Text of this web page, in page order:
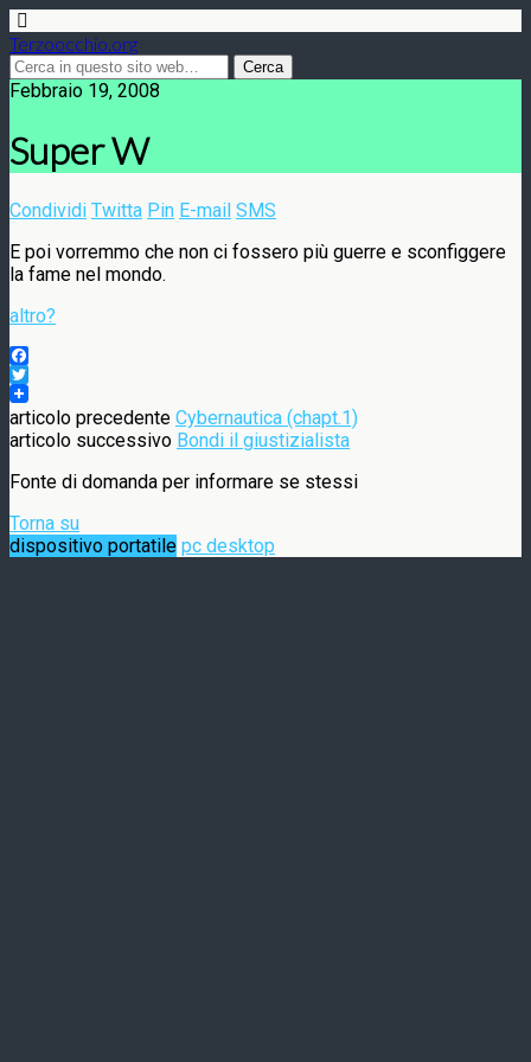
Terzoocchio.org
Febbraio 19, 2008
Super W
Condividi Twitta Pin E-mail SMS
E poi vorremmo che non ci fossero più guerre e sconfiggere
la fame nel mondo.
altro?
Facebook
Twitter
articolo precedente Cybernautica (chapt.1)
articolo successivo Bondi il giustizialista
Fonte di domanda per informare se stessi
Torna su
dispositivo portatile pc desktop